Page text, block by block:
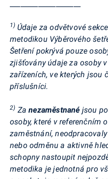
1) Údaje za odvětvové
metodikou Výběrového
Šetření pokrývá pouze
zjišťovány údaje za osoby
zařízeních, ve kterých jsou
příslušníci.
2) Zanezaměstnané jsou
osoby, které v referenčním
zaměstnání,
nebo odměnu a aktivně
schopny nastoupit
metodika je jednotná pro